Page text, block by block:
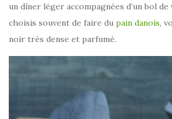
un dîner léger accompagnées d’un bol
choisis souvent de faire du pain danois,
noir très dense et parfumé.